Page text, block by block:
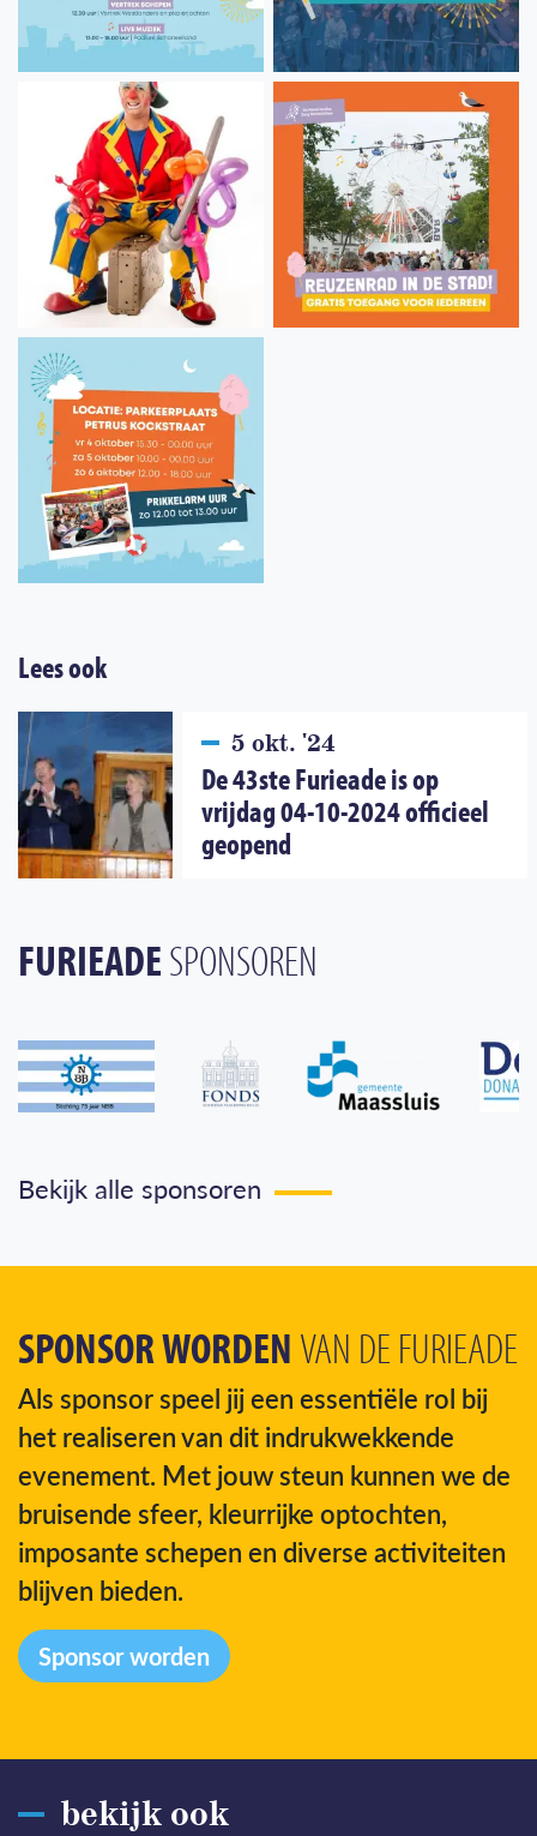
Lees ook
5 okt. '24
De 43ste Furieade is op
vrijdag 04-10-2024 officieel
geopend
FURIEADESPONSOREN
Bekijk alle sponsoren
SPONSOR WORDEN VAN DE FURIEADE
Als sponsor speel jij een essentiële rol bij
het realiseren van dit indrukwekkende
evenement. Met jouw steun kunnen we de
bruisende sfeer, kleurrijke optochten,
imposante schepen en diverse activiteiten
blijven bieden.
Sponsor worden
bekijk ook